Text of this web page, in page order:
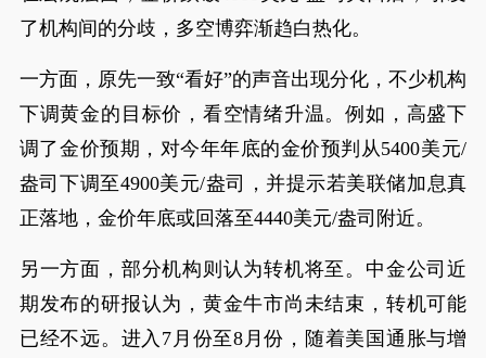
了机构间的分歧，多空博弈渐趋白热化。
一方面，原先一致“看好”的声音出现分化，不少机构
下调黄金的目标价，看空情绪升温。例如，高盛下
调了金价预期，对今年年底的金价预判从5400美元/
盎司下调至4900美元/盎司，并提示若美联储加息真
正落地，金价年底或回落至4440美元/盎司附近。
另一方面，部分机构则认为转机将至。中金公司近
期发布的研报认为，黄金牛市尚未结束，转机可能
已经不远。进入7月份至8月份，随着美国通胀与增